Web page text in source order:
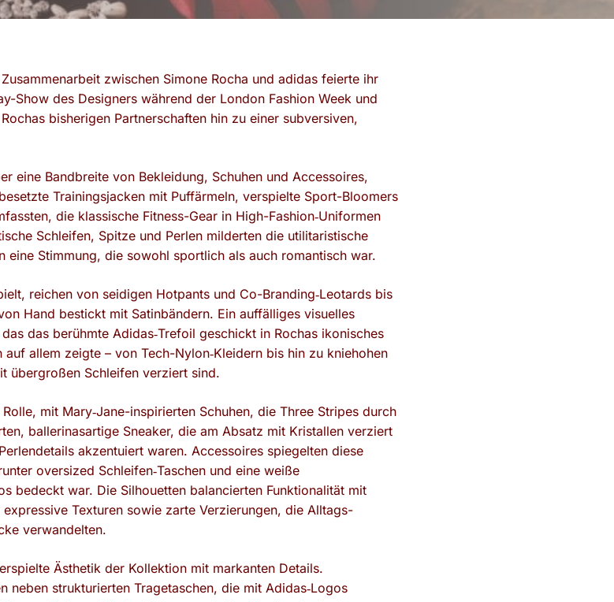
zwischen Simone Rocha und adidas feierte ihr
Show des Designers während der London Fashion Week und
bisherigen Partnerschaften hin zu einer subversiven,
eine Bandbreite von Bekleidung, Schuhen und Accessoires,
Trainingsjacken mit Puffärmeln, verspielte Sport-Bloomers
die klassische Fitness-Gear in High-Fashion‑Uniformen
Schleifen, Spitze und Perlen milderten die utilitaristische
eine Stimmung, die sowohl sportlich als auch romantisch war.
reichen von seidigen Hotpants und Co-Branding‑Leotards bis
Hand bestickt mit Satinbändern. Ein auffälliges visuelles
das berühmte Adidas‑Trefoil geschickt in Rochas ikonisches
allem zeigte – von Tech-Nylon‑Kleidern bis hin zu kniehohen
übergroßen Schleifen verziert sind.
mit Mary‑Jane-inspirierten Schuhen, die Three Stripes durch
ballerinasartige Sneaker, die am Absatz mit Kristallen verziert
akzentuiert waren. Accessoires spiegelten diese
oversized Schleifen‑Taschen und eine weiße
bedeckt war. Die Silhouetten balancierten Funktionalität mit
Texturen sowie zarte Verzierungen, die Alltags-
verwandelten.
Ästhetik der Kollektion mit markanten Details.
neben strukturierten Tragetaschen, die mit Adidas‑Logos